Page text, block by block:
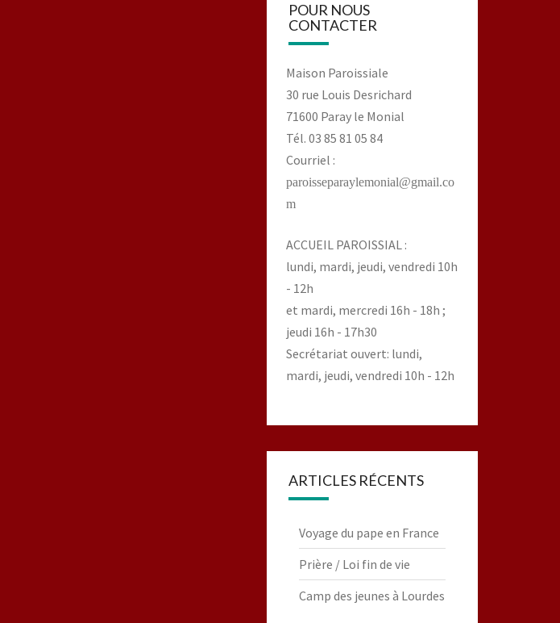
POUR NOUS
CONTACTER
Maison Paroissiale
30 rue Louis Desrichard
71600 Paray le Monial
Tél. 03 85 81 05 84
Courriel :
paroisseparaylemonial@gmail.co
m
ACCUEIL PAROISSIAL :
lundi, mardi, jeudi, vendredi 10h
- 12h
et mardi, mercredi 16h - 18h ;
jeudi 16h - 17h30
Secrétariat ouvert: lundi,
mardi, jeudi, vendredi 10h - 12h
ARTICLES RÉCENTS
Voyage du pape en France
Prière / Loi fin de vie
Camp des jeunes à Lourdes